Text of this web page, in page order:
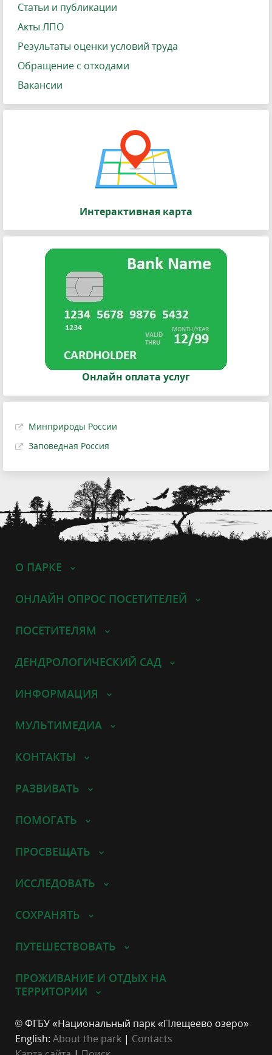
Статьи и публикации
Акты ЛПО
Результаты оценки условий труда
Обращение с отходами
Вакансии
Интерактивная карта
Онлайн оплата услуг
Минприроды России
Заповедная Россия
О ПАРКЕ
ОНЛАЙН ОПРОС ПОСЕТИТЕЛЕЙ
ПОСЕТИТЕЛЯМ
ДЕНДРОЛОГИЧЕСКИЙ САД
ИНФОРМАЦИЯ
МУЛЬТИМЕДИА
КОНТАКТЫ
РАЗВИВАТЬ
ПОМОГАТЬ
ПРОСВЕЩАТЬ
ИССЛЕДОВАТЬ
СОХРАНЯТЬ
ПУТЕШЕСТВОВАТЬ
ПРОЖИВАНИЕ И ОТДЫХ НА
ТЕРРИТОРИИ
© ФГБУ «Национальный парк «Плещеево озеро»
English: About the park | Contacts